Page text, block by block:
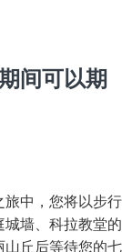
间可以期
中，您将以步行
墙、科拉教堂的
丘后等待您的七